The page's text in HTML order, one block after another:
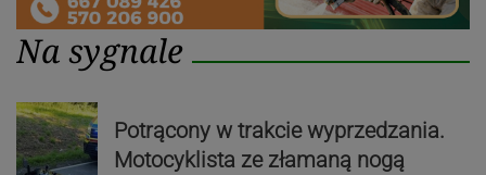
Na sygnale
Potrącony w trakcie wyprzedzania.
Motocyklista ze złamaną nogą